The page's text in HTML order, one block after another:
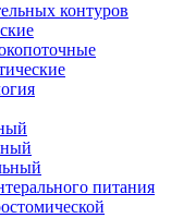
контуров
питания